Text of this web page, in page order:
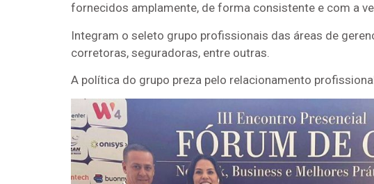
fornecidos amplamente, de forma consistente e com a
Integram o seleto grupo profissionais das áreas de
corretoras, seguradoras, entre outras.
A política do grupo preza pelo relacionamento